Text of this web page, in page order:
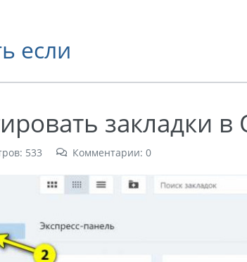
если
закладки в
533 Комментарии: 0